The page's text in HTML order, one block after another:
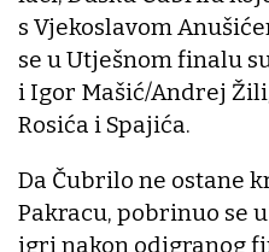
s Vjekoslavom
se u Utješnom finalu
i Igor Mašić/Andrej
Rosića i Spajića.
Da Čubrilo ne ostane
Pakracu, pobrinuo se
igri nakon odigranog